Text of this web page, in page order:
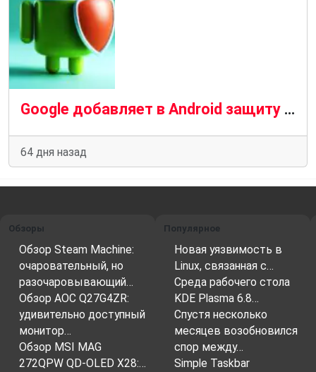
Google добавляет в Android защиту от мошеннических звонков с использованием дипфейков с искусственным интеллектом
64 дня назад
Обзоры
Обзор Steam Machine:
очаровательный, но
разочаровывающий…
Обзор AOC Q27G4ZR:
удивительно доступный
монитор…
Обзор MSI MAG
272QPW QD-OLED X28:…
Популярное
Новая уязвимость в
Linux, связанная с…
Среда рабочего стола
KDE Plasma 6.8…
Спустя несколько
месяцев возобновился
спор между…
Simple Taskbar